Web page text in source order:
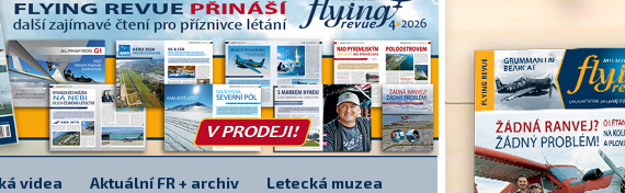
videa Aktuální FR + archiv Letecká muzea